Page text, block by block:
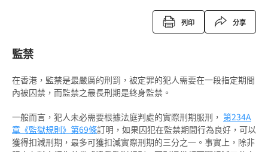
簽保守行為
警司警誡計劃
《罪犯自新條例》與緩刑
列印 分享
監禁
在香港，監禁是最嚴厲的刑罰，被定罪的犯人需要在一段指定期間
內被囚禁，而監禁之最長刑期是終身監禁。
一般而言，犯人未必需要根據法庭判處的實際刑期服刑， 第234A
章《監獄規則》 第69條訂明，如果囚犯在監禁期間行為良好，可以
獲得扣減刑期，最多可獲扣減實際刑期的三分之一。事實上，除非